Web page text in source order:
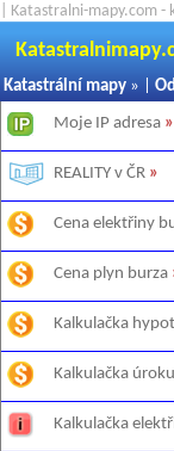
| Katastralni-mapy.com
Katastrální mapy » |
Moje IP adresa »
REALITY v ČR »
Cena elektřiny
Cena plyn burza
Kalkulačka
Kalkulačka úroku
Kalkulačka